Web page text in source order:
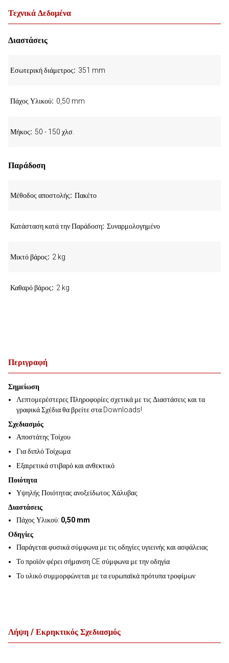
Περιγραφή
Σημείωση
Λεπτομερέστερες Πληροφορίες σχετικά με τις Διαστάσεις και τα
γραφικά Σχέδια θα βρείτε στα Downloads!
Σχεδιασμός
Αποστάτης Τοίχου
Για διπλό Τοίχωμα
Εξαιρετικά στιβαρό και ανθεκτικό
Ποιότητα
Υψηλής Ποιότητας ανοξείδωτος Χάλυβας
Διαστάσεις
Πάχος Υλικού: 0,50 mm
Οδηγίες
Παράγεται φυσικά σύμφωνα με τις οδηγίες υγιεινής και ασφάλειας
Το προϊόν φέρει σήμανση CE σύμφωνα με την οδηγία
Το υλικό συμμορφώνεται με τα ευρωπαϊκά πρότυπα τροφίμων
Τεχνικά Δεδομένα
Διαστάσεις
Εσωτερική διάμετρος 351 mm
Πάχος Υλικού 0,50 mm
Μήκος 50 - 150 χλσ.
Παράδοση
Μέθοδος αποστολής Πακέτο
Κατάσταση κατά την Παράδοση Συναρμολογημένο
Μικτό βάρος 2 kg
Καθαρό βάρος 2 kg
Λήψη / Εκρηκτικός Σχεδιασμός